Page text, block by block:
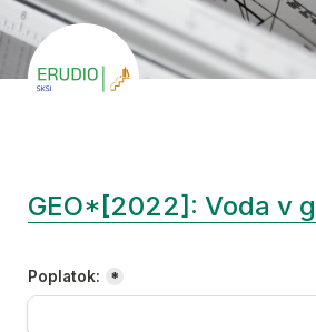
GEO*[2022]: Voda v
Poplatok: *